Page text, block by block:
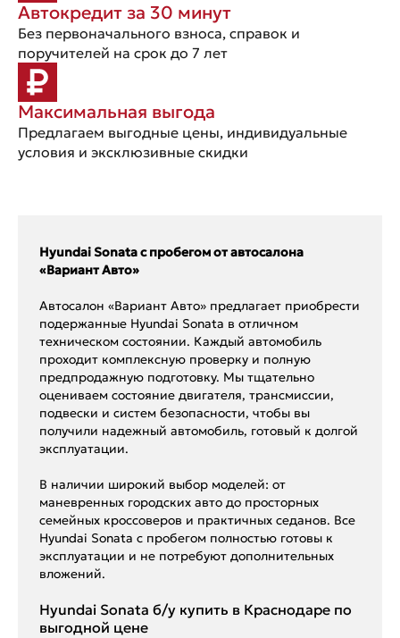
Автокредит за 30 минут
Без первоначального взноса, справок и
поручителей на срок до 7 лет
Максимальная выгода
Предлагаем выгодные цены, индивидуальные
условия и эксклюзивные скидки
Hyundai Sonata с пробегом от автосалона
«Вариант Авто»
Автосалон «Вариант Авто» предлагает приобрести
подержанные Hyundai Sonata в отличном
техническом состоянии. Каждый автомобиль
проходит комплексную проверку и полную
предпродажную подготовку. Мы тщательно
оцениваем состояние двигателя, трансмиссии,
подвески и систем безопасности, чтобы вы
получили надежный автомобиль, готовый к долгой
эксплуатации.
В наличии широкий выбор моделей: от
маневренных городских авто до просторных
семейных кроссоверов и практичных седанов. Все
Hyundai Sonata с пробегом полностью готовы к
эксплуатации и не потребуют дополнительных
вложений.
Hyundai Sonata б/у купить в Краснодаре по
выгодной цене